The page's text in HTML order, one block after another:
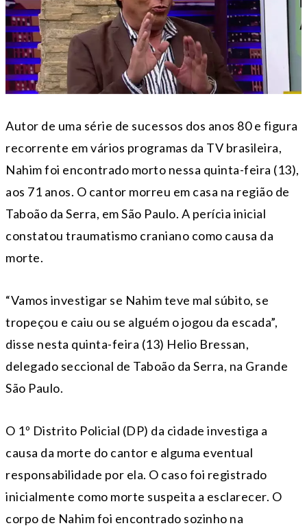
Autor de uma série de sucessos dos anos 80 e figura
recorrente em vários programas da TV brasileira,
Nahim foi encontrado morto nessa quinta-feira (13),
aos 71 anos. O cantor morreu em casa na região de
Taboão da Serra, em São Paulo. A perícia inicial
constatou traumatismo craniano como causa da
morte.
“Vamos investigar se Nahim teve mal súbito, se
tropeçou e caiu ou se alguém o jogou da escada”,
disse nesta quinta-feira (13) Helio Bressan,
delegado seccional de Taboão da Serra, na Grande
São Paulo.
O 1º Distrito Policial (DP) da cidade investiga a
causa da morte do cantor e alguma eventual
responsabilidade por ela. O caso foi registrado
inicialmente como morte suspeita a esclarecer. O
corpo de Nahim foi encontrado sozinho na